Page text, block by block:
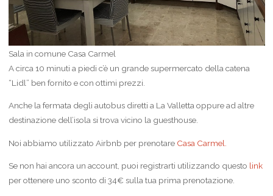
Sala in comune Casa Carmel
A circa 10 minuti a piedi c’è un grande supermercato della catena
“Lidl” ben fornito e con ottimi prezzi.
Anche la fermata degli autobus diretti a La Valletta oppure ad altre
destinazione dell’isola si trova vicino la guesthouse.
Noi abbiamo utilizzato Airbnb per prenotare Casa Carmel.
Se non hai ancora un account, puoi registrarti utilizzando questo link
per ottenere uno sconto di 34€ sulla tua prima prenotazione.